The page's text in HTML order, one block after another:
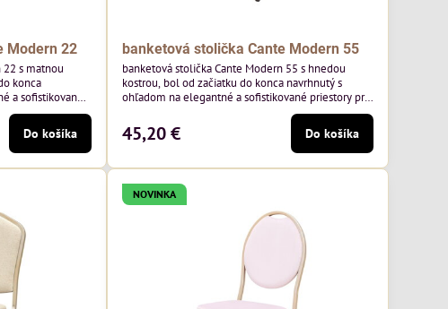
Modern 22
22 s matnou
konca
a sofistikované
čierny rám a
68 od poľskej
klasický
odolná,
Do košíka
banketová stolička Cante Modern 55
banketová stolička Cante Modern 55 s hnedou
kostrou, bol od začiatku do konca navrhnutý s
ohľadom na elegantné a sofistikované priestory pre
pohostinstvá. Má hnedý rám a medovo tónované
čalúnenie Moss 48 od poľskej značky Davis –
medový odtieň s mäkkým povrchom - je ideálna do
svetlých priestorov. Stolička kombinuje klasický
dizajn s modernou funkčnosťou. Je odolná,
pohodlná a pripravená na...
45,20 € Do košíka
NOVINKA